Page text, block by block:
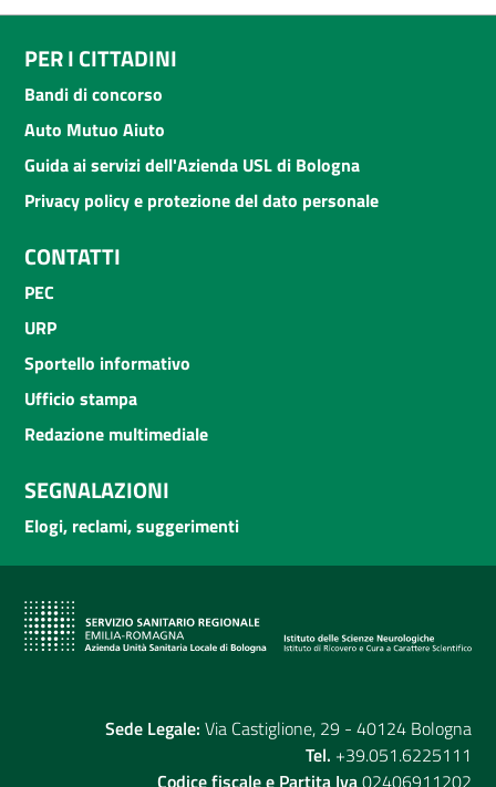
PER I CITTADINI
Bandi di concorso
Auto Mutuo Aiuto
Guida ai servizi dell'Azienda USL di Bologna
Privacy policy e protezione del dato personale
CONTATTI
PEC
URP
Sportello informativo
Ufficio stampa
Redazione multimediale
SEGNALAZIONI
Elogi, reclami, suggerimenti
Sede Legale: Via Castiglione, 29 - 40124 Bologna
Tel. +39.051.6225111
Codice fiscale e Partita Iva02406911202